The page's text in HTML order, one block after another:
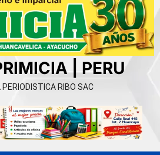
| PERU
PERIODISTICA RIBO SAC